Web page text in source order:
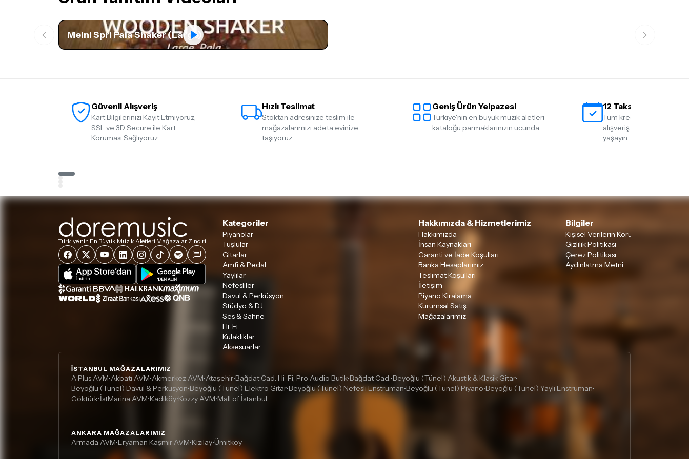
Meinl Sprl Pala Shaker (Large)
Güvenli Alışveriş
Kart Bilgilerinizi Kayıt Etmiyoruz,
SSL ve 3D Secure ile Kart
Koruması Sağlıyoruz
Hızlı Teslimat
Stoktan adresinize teslim ile
mağazalarımızı adeta evinize
taşıyoruz.
Geniş Ürün Yelpazesi
Türkiye'nin en büyük müzik aletleri
kataloğu parmaklarınızın ucunda.
12 Taksit İmkanı
Tüm kredi kartlarına 12
alışveriş yapmanın
yaşayın.
Türkiye'nin En Büyük Müzik Aletleri Mağazalar Zinciri
Kategoriler
Piyanolar
Tuşlular
Gitarlar
Amfi & Pedal
Yaylılar
Nefesliler
Davul & Perküsyon
Stüdyo & DJ
Ses & Sahne
Hi-Fi
Kulaklıklar
Aksesuarlar
Hakkımızda & Hizmetlerimiz
Hakkımızda
İnsan Kaynakları
Garanti ve İade Koşulları
Banka Hesaplarımız
Teslimat Koşulları
İletişim
Piyano Kiralama
Kurumsal Satış
Mağazalarımız
Bilgiler
Kişisel Verilerin Korunması
Gizlilik Politikası
Çerez Politikası
Aydınlatma Metni
İSTANBUL MAĞAZALARIMIZ
A Plus AVM•Akbatı AVM•Akmerkez AVM•Ataşehir•Bağdat Cad. Hi-Fi, Pro Audio Butik•Bağdat Cad.•Beyoğlu (Tünel) Akustik & Klasik Gitar•
Beyoğlu (Tünel) Davul & Perküsyon•Beyoğlu (Tünel) Elektro Gitar•Beyoğlu (Tünel) Nefesli Enstrüman•Beyoğlu (Tünel) Piyano•Beyoğlu (Tünel) Yaylı Enstrüman•
Göktürk•İstMarina AVM•Kadıköy•Kozzy AVM•Mall of İstanbul
ANKARA MAĞAZALARIMIZ
Armada AVM•Eryaman Kaşmir AVM•Kızılay•Ümitköy